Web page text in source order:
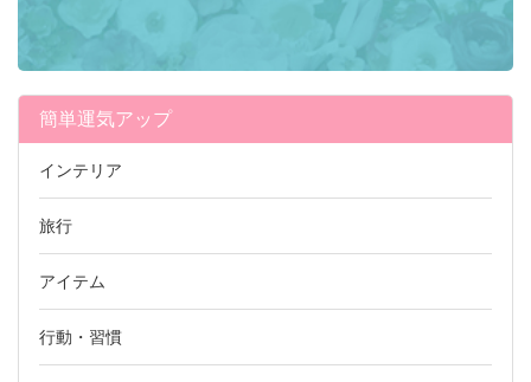
簡単運気アップ
インテリア
旅行
アイテム
行動・習慣